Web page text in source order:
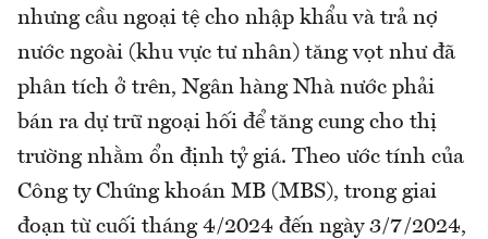
nhưng cầu ngoại tệ cho nhập khẩu và trả nợ
nước ngoài (khu vực tư nhân) tăng vọt như đã
phân tích ở trên, Ngân hàng Nhà nước phải
bán ra dự trữ ngoại hối để tăng cung cho thị
trường nhằm ổn định tỷ giá. Theo ước tính của
Công ty Chứng khoán MB (MBS), trong giai
đoạn từ cuối tháng 4/2024 đến ngày 3/7/2024,